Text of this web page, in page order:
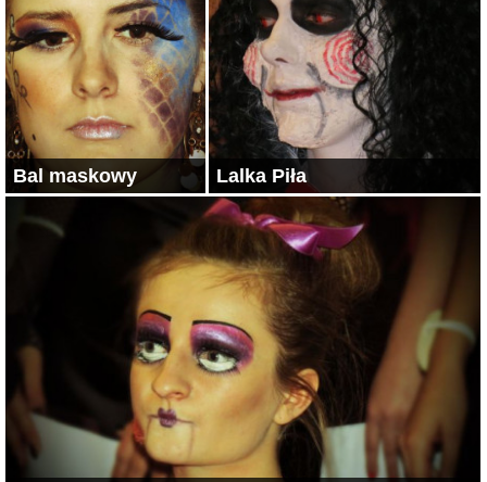
Bal maskowy Lalka Piła